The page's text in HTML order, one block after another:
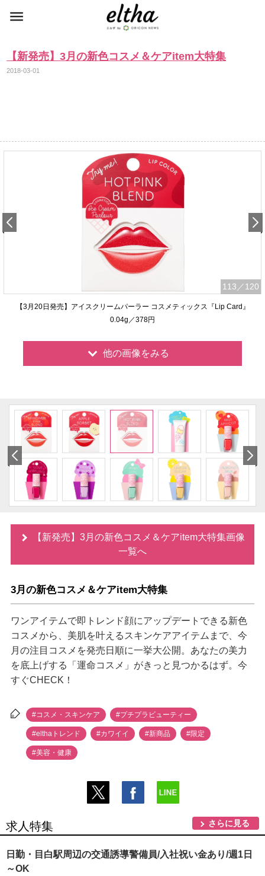
【新発売】3月の新色コスメ＆ケアitem大特集
2018-03-01
113 ／120
【3月20日発売】アイスクリームパーラー コスメティックス『Lip Card』
0.04g／378円
他の画像をみる
【新発売】3月の新色コスメ＆ケアitem大特集画像
一覧へ
3月の新色コスメ＆ケアitem大特集
ワンアイテムで即トレンド顔にアップデートできる新色
コスメから、美肌を叶えるスキンケアアイテムまで、今
月の注目コスメを発売日順に一挙大公開。あなたの美力
を底上げする「運命コスメ」がきっと見つかるはず。今
すぐCHECK！
#コスメ・スキンケア #プチプラビューティー
#elthaトレンド #カワイイ #新商品 #限定
#美容・健康
求人特集 さらに見る
日勤・目白駅周辺の交通誘導警備員/入社祝い金あり/週1日
～OK